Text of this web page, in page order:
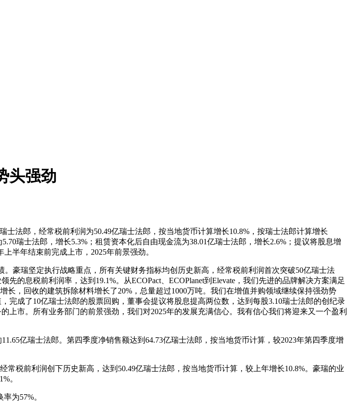
头强劲
法郎，经常税前利润为50.49亿瑞士法郎，按当地货币计算增长10.8%，按瑞士法郎计算增长
瑞士法郎，增长5.3%；租赁资本化后自由现金流为38.01亿瑞士法郎，增长2.6%；提议将股息增
半年结束前完成上市，2025年前景强劲。
豪瑞坚定执行战略重点，所有关键财务指标均创历史新高，经常税前利润首次突破50亿瑞士法
的息税前利润率，达到19.1%。从ECOPact、ECOPlanet到Elevate，我们先进的品牌解决方案满足
，回收的建筑拆除材料增长了20%，总量超过1000万吨。我们在增值并购领域继续保持强劲势
成了10亿瑞士法郎的股票回购，董事会提议将股息提高两位数，达到每股3.10瑞士法郎的创纪录
市。所有业务部门的前景强劲，我们对2025年的发展充满信心。我有信心我们将迎来又一个盈利
亿瑞士法郎。第四季度净销售额达到64.73亿瑞士法郎，按当地货币计算，较2023年第四季度增
税前利润创下历史新高，达到50.49亿瑞士法郎，按当地货币计算，较上年增长10.8%。豪瑞的业
。
为57%。